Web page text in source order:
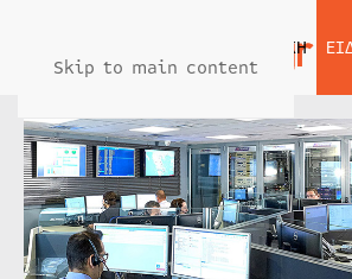
Skip to main content
ΑΡΧΙΚΗ